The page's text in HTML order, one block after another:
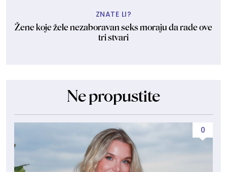
ZNATE LI?
Žene koje žele nezaboravan seks moraju da rade ove
tri stvari
Ne propustite
0